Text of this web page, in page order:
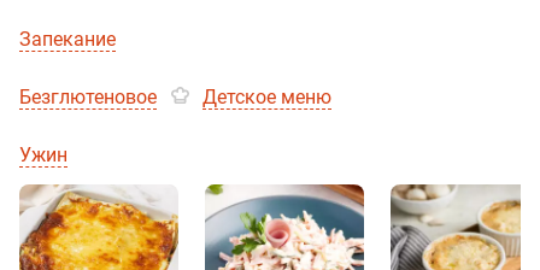
Запекание
Безглютеновое Детское меню
Ужин